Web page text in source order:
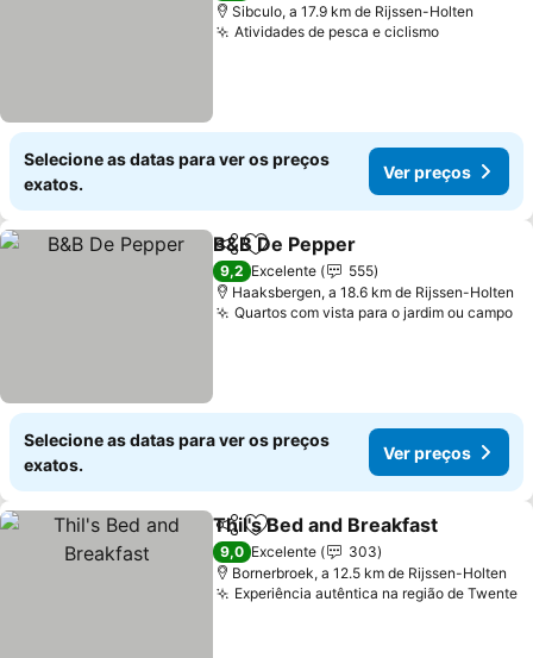
Sibculo, a 17.9 km de Rijssen-Holten
Atividades de pesca e ciclismoVer
Selecione as datas para ver os preços
exatos.
Ver preços
PartilharAdicionar aos favoritos
B&B De Pepper
9,2 Excelente
555
Haaksbergen, a 18.6 km de Rijssen-Holten
Quartos com vista para o jardim ou campo
Selecione as datas para ver os preços
exatos.
Ver preços
PartilharAdicionar aos favoritos
Thil's Bed and Breakfast
9,0 Excelente
303
Bornerbroek, a 12.5 km de Rijssen-Holten
Experiência autêntica na região de Twente